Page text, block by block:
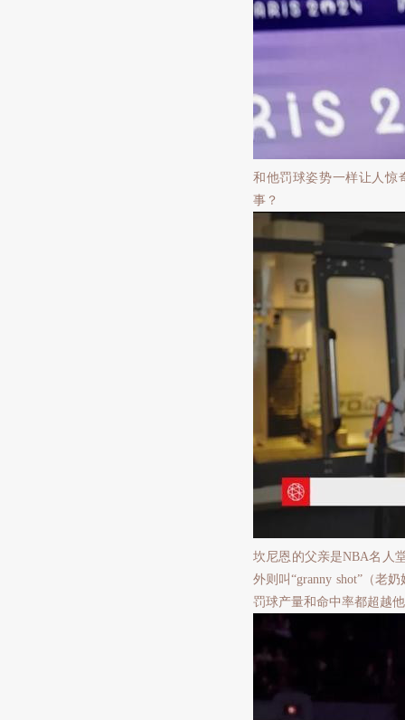
和他罚球姿势一样让人惊
事？
坎尼恩的父亲是NBA名人
外则叫“granny shot”（老
罚球产量和命中率都超越